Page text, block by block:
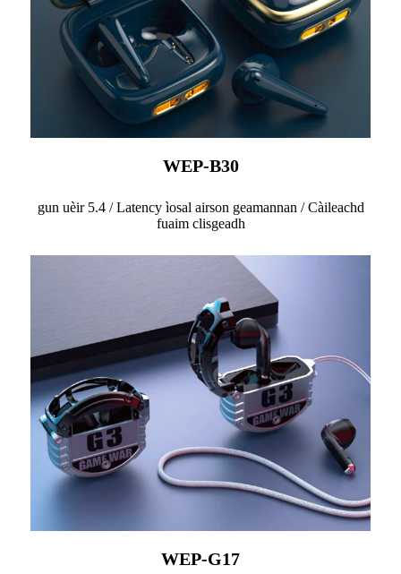
WEP-B30
gun uèir 5.4 / Latency ìosal airson geamannan / Càileachd
fuaim clisgeadh
WEP-G17